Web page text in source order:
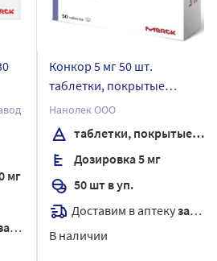
мг
Конкор 5 мг 50 шт.
таблетки, покрытые
пленочной оболочкой
Нанолек ООО
таблетки, покрытые пленочной оболочкой
Дозировка 5 мг
50 шт в уп.
Доставим в аптекузавтра
В наличии